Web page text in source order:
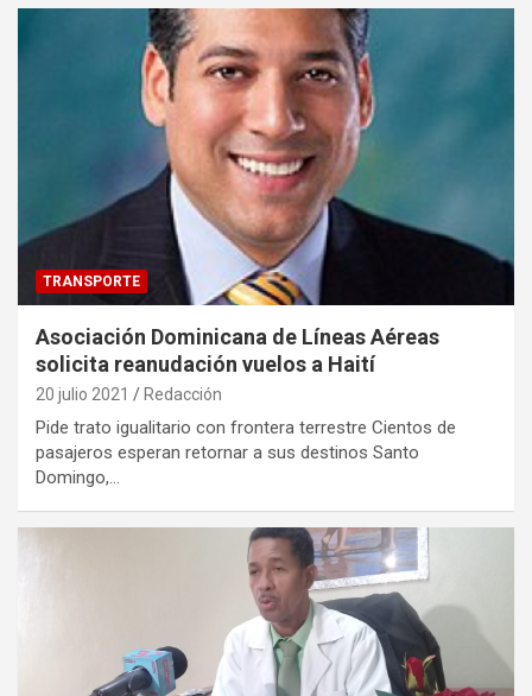
TRANSPORTE
Asociación Dominicana de Líneas Aéreas
solicita reanudación vuelos a Haití
20 julio 2021 Redacción
Pide trato igualitario con frontera terrestre Cientos de
pasajeros esperan retornar a sus destinos Santo
Domingo,…